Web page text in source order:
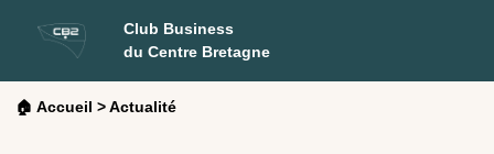
Club Business
du Centre Bretagne
🏠 Accueil >Actualité